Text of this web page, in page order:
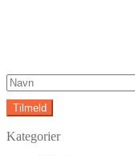
Kategorier